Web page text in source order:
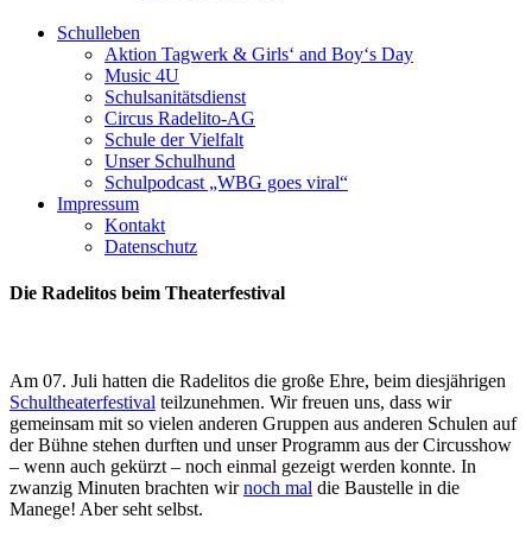
Schulleben
Aktion Tagwerk & Girls‘ and Boy‘s Day
Music 4U
Schulsanitätsdienst
Circus Radelito-AG
Schule der Vielfalt
Unser Schulhund
Schulpodcast „WBG goes viral“
Impressum
Kontakt
Datenschutz
Die Radelitos beim Theaterfestival
Am 07. Juli hatten die Radelitos die große Ehre, beim diesjährigen
Schultheaterfestival teilzunehmen. Wir freuen uns, dass wir
gemeinsam mit so vielen anderen Gruppen aus anderen Schulen auf
der Bühne stehen durften und unser Programm aus der Circusshow
– wenn auch gekürzt – noch einmal gezeigt werden konnte. In
zwanzig Minuten brachten wirnoch mal die Baustelle in die
Manege! Aber seht selbst.